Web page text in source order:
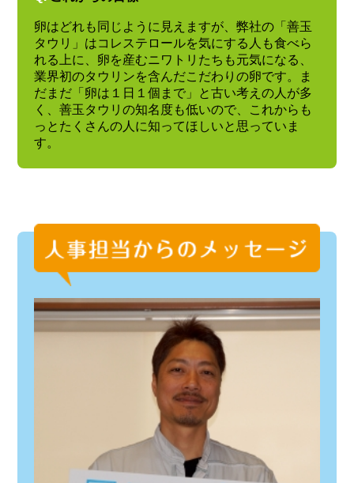
卵はどれも同じように見えますが、弊社の「善玉
タウリ」はコレステロールを気にする人も食べら
れる上に、卵を産むニワトリたちも元気になる、
業界初のタウリンを含んだこだわりの卵です。ま
だまだ「卵は１日１個まで」と古い考えの人が多
く、善玉タウリの知名度も低いので、これからも
っとたくさんの人に知ってほしいと思っていま
す。